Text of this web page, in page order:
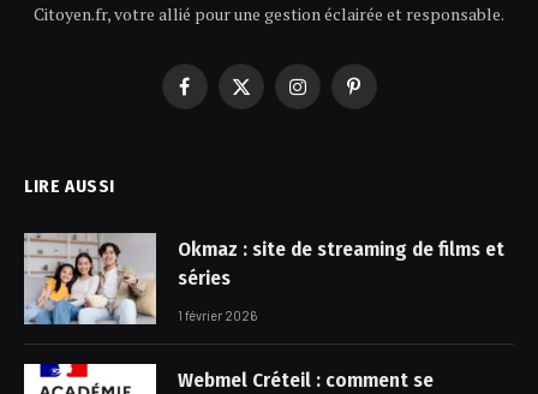
Citoyen.fr, votre allié pour une gestion éclairée et responsable.
Facebook
X
InstagramPinterest
LIRE AUSSI
Okmaz : site de streaming de films et
séries
1 février 2026
Webmel Créteil : comment se